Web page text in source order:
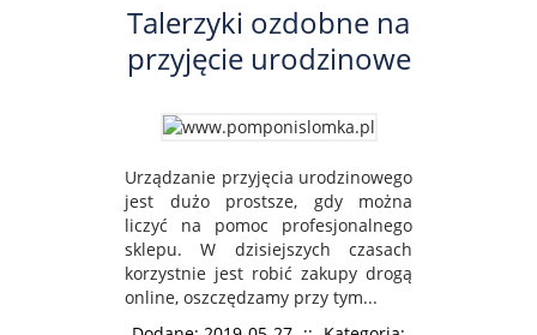
Talerzyki ozdobne na
przyjęcie urodzinowe
Urządzanie przyjęcia urodzinowego
jest dużo prostsze, gdy można
liczyć na pomoc profesjonalnego
sklepu. W dzisiejszych czasach
korzystnie jest robić zakupy drogą
online, oszczędzamy przy tym...